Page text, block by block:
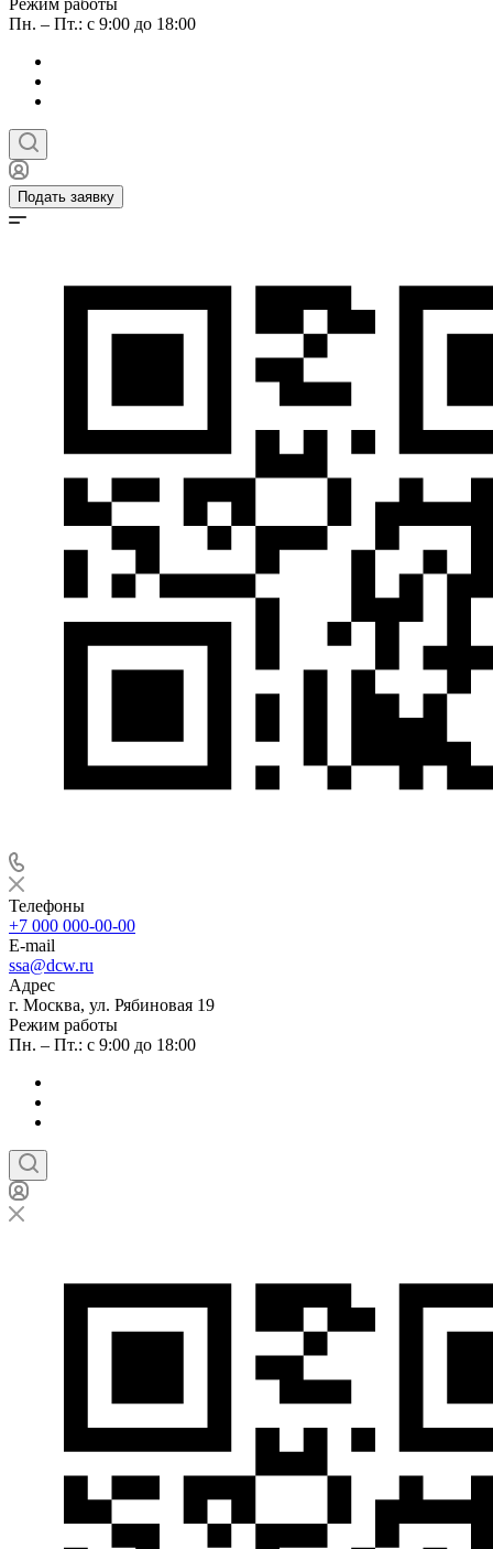
Режим работы
Пн. – Пт.: с 9:00 до 18:00
Подать заявку
Телефоны
+7 000 000-00-00
E-mail
ssa@dcw.ru
Адрес
г. Москва, ул. Рябиновая 19
Режим работы
Пн. – Пт.: с 9:00 до 18:00